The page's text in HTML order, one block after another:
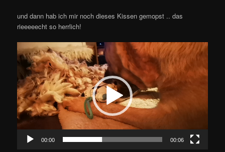
und dann hab ich mir noch dieses Kissen gemopst .. das
rieeeeecht so herrlich!
Video-
Player
00:00 00:06